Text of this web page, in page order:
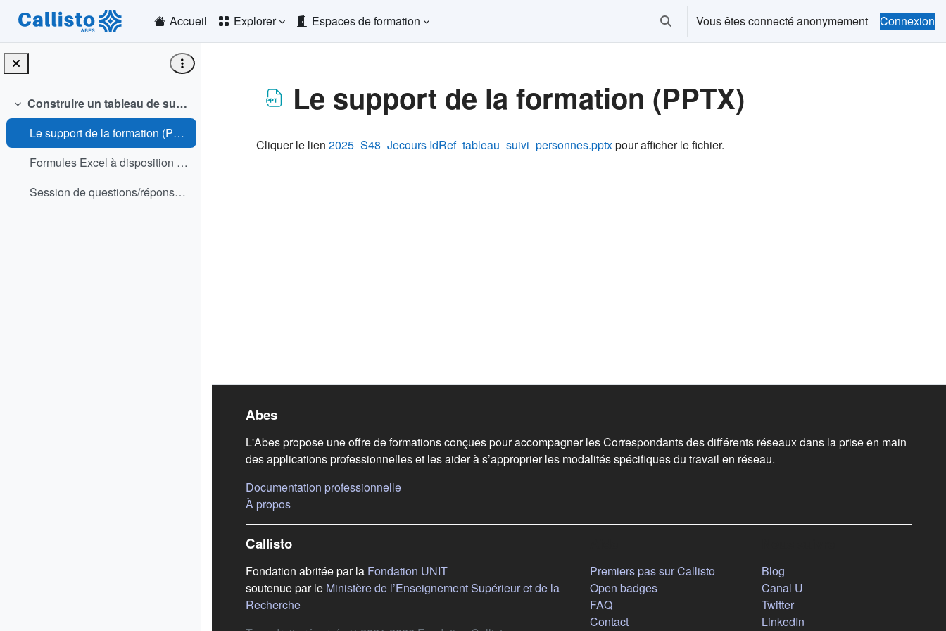
Passer au contenu principal
Accueil
Explorer Espaces de formation Activer/désactiver la saisie de recherche
Vous êtes connecté anonymement Connexion
Replier
Construire un tableau de suivi sur Excel pour des notices de personnes
Le support de la formation (PPTX)
Formules Excel à disposition (TXT)
Session de questions/réponses (PDF)
Le support de la formation (PPTX)
Cliquer le lien 2025_S48_Jecours IdRef_tableau_suivi_personnes.pptxpour afficher le fichier.
Liens de bas de page
Abes
L'Abes propose une offre de formations conçues pour accompagner les Correspondants des différents réseaux dans la prise en main
des applications professionnelles et les aider à s’approprier les modalités spécifiques du travail en réseau.
Documentation professionnelle(s'ouvre dans un nouvel onglet)
À propos(s'ouvre dans un nouvel onglet)
Callisto
Fondation abritée par la Fondation UNIT(s'ouvre dans un nouvel onglet)
soutenue par le Ministère de l’Enseignement Supérieur et de la
Recherche(s'ouvre dans un nouvel onglet)
Premiers pas sur Callisto
Open badges
FAQ
Contact
Blog(s'ouvre dans un nouvel onglet)
Canal U(s'ouvre dans un nouvel
Twitter(s'ouvre dans un nouvel
LinkedIn(s'ouvre dans un nouvel